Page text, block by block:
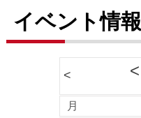
イベント情報
< <
月